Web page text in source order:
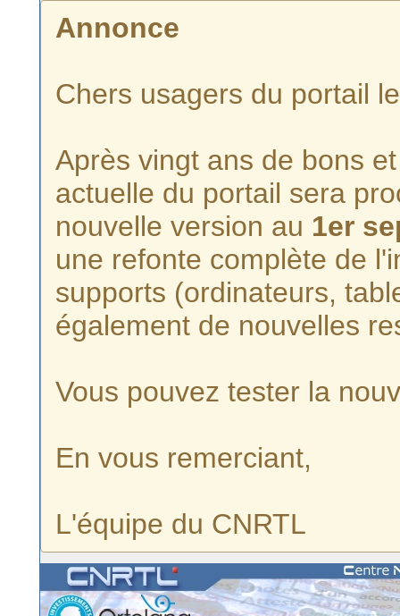
Annonce
Chers usagers du portail
Après vingt ans de bons
actuelle du portail sera
nouvelle version au 1er
une refonte complète de
supports (ordinateurs,
également de nouvelles
Vous pouvez tester la
En vous remerciant,
L'équipe du CNRTL